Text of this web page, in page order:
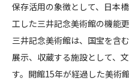
保存活用の象徴として、日本
工した三井記念美術館の機能
三井記念美術館は、国宝を含
展示、収蔵する施設として、
す。開館15年が経過した美術